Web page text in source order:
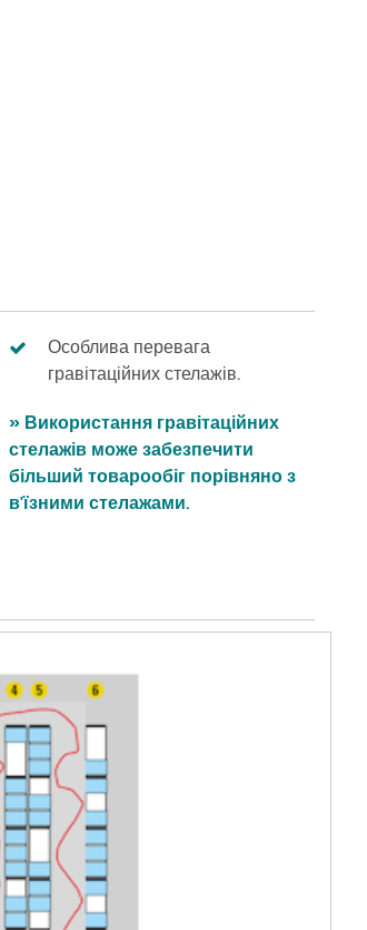
Особлива перевага
гравітаційних стелажів.
» Використання гравітаційних
стелажів може забезпечити
більший товарообіг порівняно з
в'їзними стелажами.